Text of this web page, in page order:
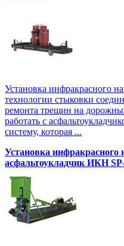
Установка инфракрасного
технологии стыковки
ремонта трещин на
работать с
систему, которая ...
Установка
асфальтоукладчик ИКН